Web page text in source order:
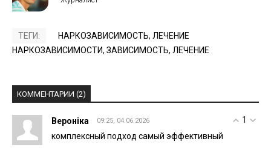
ТЕГИ: НАРКОЗАВИСИМОСТЬ, ЛЕЧЕНИЕ
НАРКОЗАВИСИМОСТИ, ЗАВИСИМОСТЬ, ЛЕЧЕНИЕ
КОММЕНТАРИИ (2)
1
Вероніка 09:25, 04.06.2026
комплексный подход самый эффективный